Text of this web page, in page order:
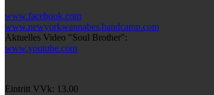
www.facebook.com
www.newyorkwannabes.bandcamp.com
Aktuelles Video "Soul Brother":
www.youtube.com
Eintritt VVk: 13.00